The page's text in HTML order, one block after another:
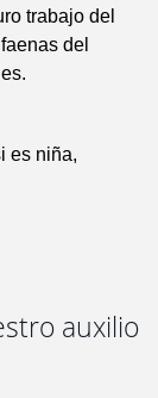
trabajo del
del
es niña,
auxilio